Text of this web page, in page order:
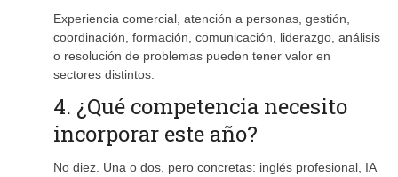
Experiencia comercial, atención a personas, gestión,
coordinación, formación, comunicación, liderazgo, análisis
o resolución de problemas pueden tener valor en
sectores distintos.
4. ¿Qué competencia necesito
incorporar este año?
No diez. Una o dos, pero concretas: inglés profesional, IA